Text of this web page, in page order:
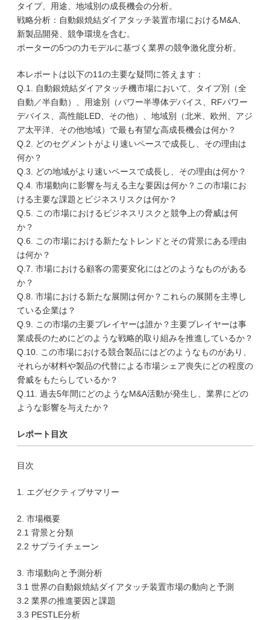
タイプ、用途、地域別の成長機会の分析。
戦略分析：自動銀焼結ダイアタッチ装置市場におけるM&A、
新製品開発、競争環境を含む。
ポーターの5つの力モデルに基づく業界の競争激化度分析。
本レポートは以下の11の主要な疑問に答えます：
Q.1. 自動銀焼結ダイアタッチ機市場において、タイプ別（全
自動／半自動）、用途別（パワー半導体デバイス、RFパワー
デバイス、高性能LED、その他）、地域別（北米、欧州、アジ
ア太平洋、その他地域）で最も有望な高成長機会は何か？
Q.2. どのセグメントがより速いペースで成長し、その理由は
何か？
Q.3. どの地域がより速いペースで成長し、その理由は何か？
Q.4. 市場動向に影響を与える主な要因は何か？この市場にお
ける主要な課題とビジネスリスクは何か？
Q.5. この市場におけるビジネスリスクと競争上の脅威は何
か？
Q.6. この市場における新たなトレンドとその背景にある理由
は何か？
Q.7. 市場における顧客の需要変化にはどのようなものがある
か？
Q.8. 市場における新たな展開は何か？これらの展開を主導し
ている企業は？
Q.9. この市場の主要プレイヤーは誰か？主要プレイヤーは事
業成長のためにどのような戦略的取り組みを推進しているか？
Q.10. この市場における競合製品にはどのようなものがあり、
それらが材料や製品の代替による市場シェア喪失にどの程度の
脅威をもたらしているか？
Q.11. 過去5年間にどのようなM&A活動が発生し、業界にどの
ような影響を与えたか？
レポート目次
目次
1. エグゼクティブサマリー
2. 市場概要
2.1 背景と分類
2.2 サプライチェーン
3. 市場動向と予測分析
3.1 世界の自動銀焼結ダイアタッチ装置市場の動向と予測
3.2 業界の推進要因と課題
3.3 PESTLE分析